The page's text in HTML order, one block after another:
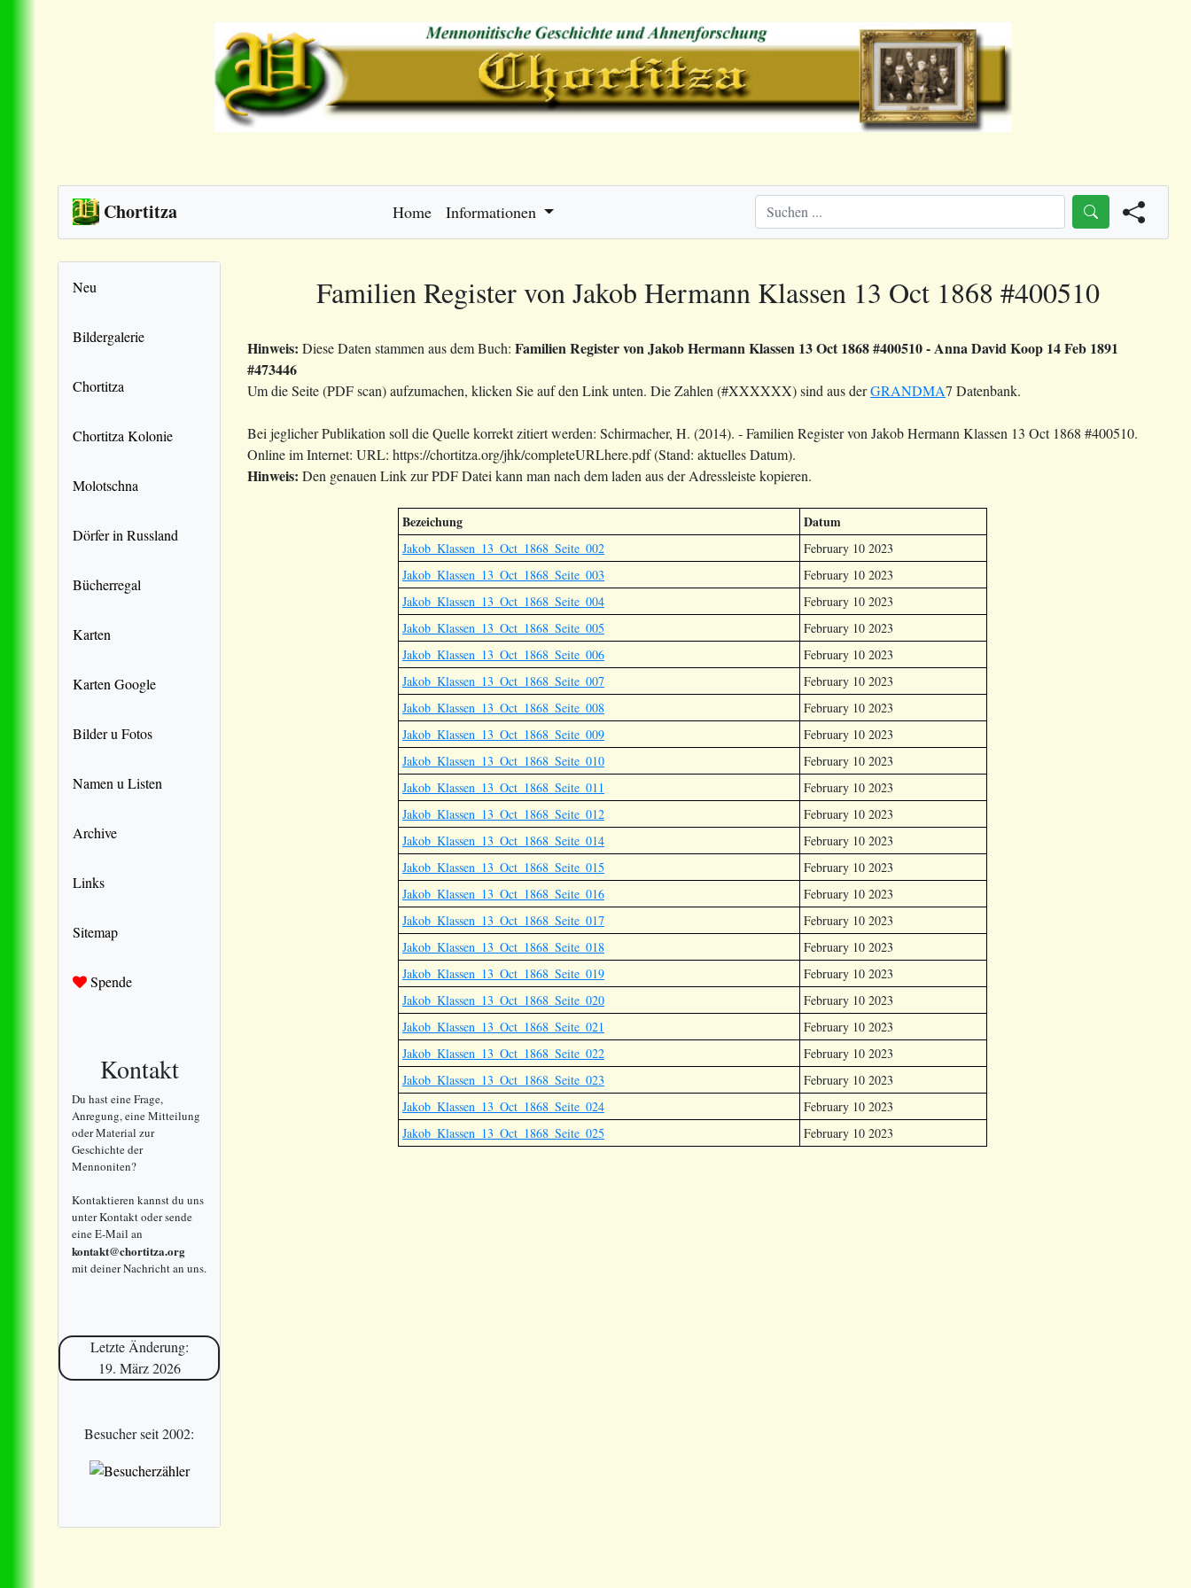
Chortitza Home Informationen
Neu
Bildergalerie
Chortitza
Chortitza Kolonie
Molotschna
Dörfer in Russland
Bücherregal
Karten
Karten Google
Bilder u Fotos
Namen u Listen
Archive
Links
Sitemap
Spende
Kontakt
Du hast eine Frage,
Anregung, eine Mitteilung
oder Material zur
Geschichte der
Mennoniten?
Kontaktieren kannst du uns
unter Kontakt oder sende
eine E-Mail an
kontakt@chortitza.org
mit deiner Nachricht an uns.
Letzte Änderung:
19. März 2026
Besucher seit 2002:
Familien Register von Jakob Hermann Klassen 13 Oct 1868 #400510
Hinweis: Diese Daten stammen aus dem Buch: Familien Register von Jakob Hermann Klassen 13 Oct 1868 #400510 - Anna David Koop 14 Feb 1891
#473446
Um die Seite (PDF scan) aufzumachen, klicken Sie auf den Link unten. Die Zahlen (#XXXXXX) sind aus derGRANDMA7 Datenbank.
Bei jeglicher Publikation soll die Quelle korrekt zitiert werden: Schirmacher, H. (2014). - Familien Register von Jakob Hermann Klassen 13 Oct 1868 #400510.
Online im Internet: URL: https://chortitza.org/jhk/completeURLhere.pdf (Stand: aktuelles Datum).
Hinweis: Den genauen Link zur PDF Datei kann man nach dem laden aus der Adressleiste kopieren.
Bezeichung Datum
Jakob_Klassen_13_Oct_1868_Seite_002
February 10 2023
Jakob_Klassen_13_Oct_1868_Seite_003
February 10 2023
Jakob_Klassen_13_Oct_1868_Seite_004
February 10 2023
Jakob_Klassen_13_Oct_1868_Seite_005
February 10 2023
Jakob_Klassen_13_Oct_1868_Seite_006
February 10 2023
Jakob_Klassen_13_Oct_1868_Seite_007
February 10 2023
Jakob_Klassen_13_Oct_1868_Seite_008
February 10 2023
Jakob_Klassen_13_Oct_1868_Seite_009
February 10 2023
Jakob_Klassen_13_Oct_1868_Seite_010
February 10 2023
Jakob_Klassen_13_Oct_1868_Seite_011
February 10 2023
Jakob_Klassen_13_Oct_1868_Seite_012
February 10 2023
Jakob_Klassen_13_Oct_1868_Seite_014
February 10 2023
Jakob_Klassen_13_Oct_1868_Seite_015
February 10 2023
Jakob_Klassen_13_Oct_1868_Seite_016
February 10 2023
Jakob_Klassen_13_Oct_1868_Seite_017
February 10 2023
Jakob_Klassen_13_Oct_1868_Seite_018
February 10 2023
Jakob_Klassen_13_Oct_1868_Seite_019
February 10 2023
Jakob_Klassen_13_Oct_1868_Seite_020
February 10 2023
Jakob_Klassen_13_Oct_1868_Seite_021
February 10 2023
Jakob_Klassen_13_Oct_1868_Seite_022
February 10 2023
Jakob_Klassen_13_Oct_1868_Seite_023
February 10 2023
Jakob_Klassen_13_Oct_1868_Seite_024
February 10 2023
Jakob_Klassen_13_Oct_1868_Seite_025
February 10 2023